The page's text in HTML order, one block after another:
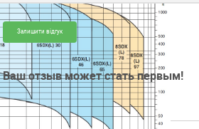
Залишити відгук
Ваш отзыв может стать первым!